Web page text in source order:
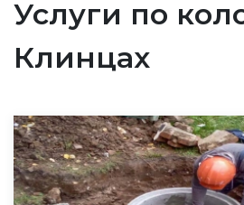
Услуги по
Клинцах